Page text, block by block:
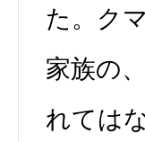
た。ク
家族の
れては